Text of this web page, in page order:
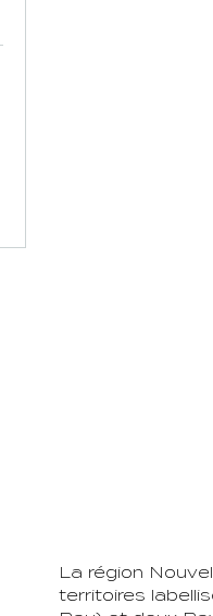
La région
territoires